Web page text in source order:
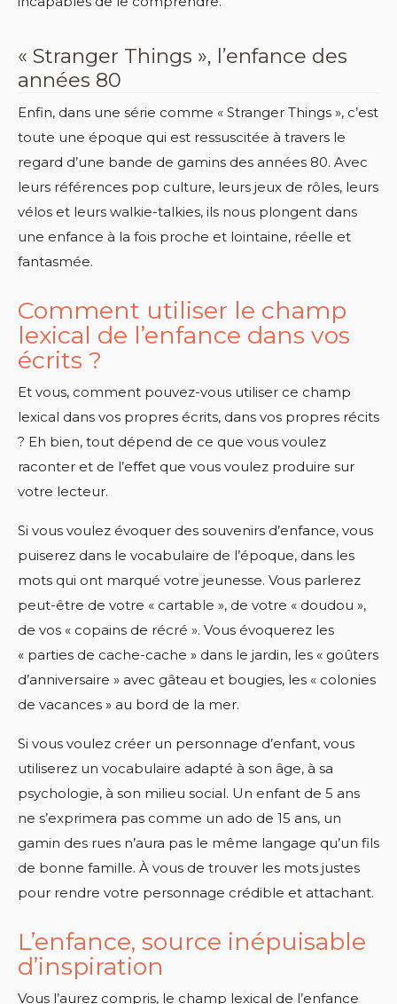
« Stranger Things », l’enfance des
années 80
Enfin, dans une série comme « Stranger Things », c’est
toute une époque qui est ressuscitée à travers le
regard d’une bande de gamins des années 80. Avec
leurs références pop culture, leurs jeux de rôles, leurs
vélos et leurs walkie-talkies, ils nous plongent dans
une enfance à la fois proche et lointaine, réelle et
fantasmée.
Comment utiliser le champ
lexical de l’enfance dans vos
écrits ?
Et vous, comment pouvez-vous utiliser ce champ
lexical dans vos propres écrits, dans vos propres récits
? Eh bien, tout dépend de ce que vous voulez
raconter et de l’effet que vous voulez produire sur
votre lecteur.
Si vous voulez évoquer des souvenirs d’enfance, vous
puiserez dans le vocabulaire de l’époque, dans les
mots qui ont marqué votre jeunesse. Vous parlerez
peut-être de votre « cartable », de votre « doudou »,
de vos « copains de récré ». Vous évoquerez les
« parties de cache-cache » dans le jardin, les « goûters
d’anniversaire » avec gâteau et bougies, les « colonies
de vacances » au bord de la mer.
Si vous voulez créer un personnage d’enfant, vous
utiliserez un vocabulaire adapté à son âge, à sa
psychologie, à son milieu social. Un enfant de 5 ans
ne s’exprimera pas comme un ado de 15 ans, un
gamin des rues n’aura pas le même langage qu’un fils
de bonne famille. À vous de trouver les mots justes
pour rendre votre personnage crédible et attachant.
L’enfance, source inépuisable
d’inspiration
Vous l’aurez compris, le champ lexical de l’enfance